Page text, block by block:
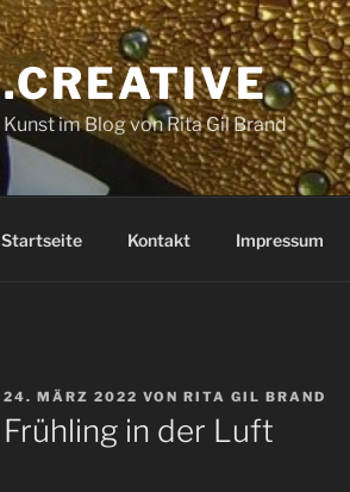
.CREATIVE
Kunst im Blog von Rita Gil Brand
Startseite Kontakt Impressum
VERÖFFENTLICHT
AM
24. MÄRZ 2022 VON RITA GIL BRAND
Frühling in der Luft